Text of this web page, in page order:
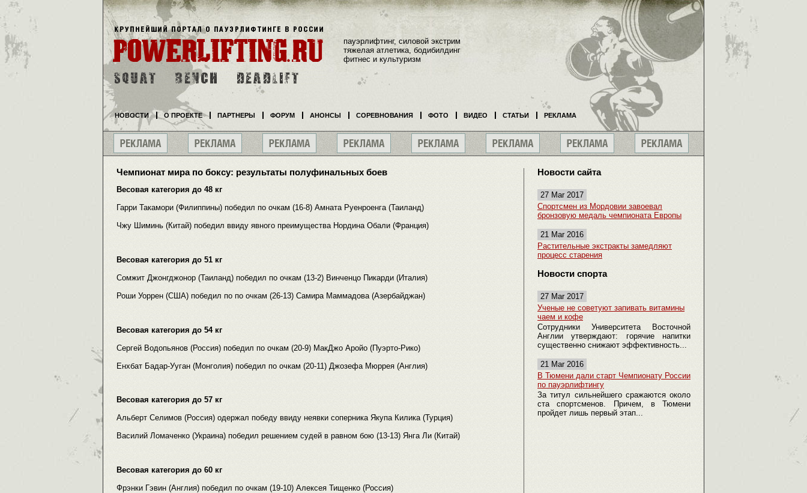
Чемпионат мира по боксу: результаты полуфинальных боев
Весовая категория до 48 кг
Гарри Такамори (Филиппины) победил по очкам (16-8) Амната Руенроенга (Таиланд)
Чжу Шиминь (Китай) победил ввиду явного преимущества Нордина Обали (Франция)
Весовая категория до 51 кг
Сомжит Джонгджонор (Таиланд) победил по очкам (13-2) Винченцо Пикарди (Италия)
Роши Уоррен (США) победил по по очкам (26-13) Самира Маммадова (Азербайджан)
Весовая категория до 54 кг
Сергей Водопьянов (Россия) победил по очкам (20-9) МакДжо Аройо (Пуэрто-Рико)
Енхбат Бадар-Ууган (Монголия) победил по очкам (20-11) Джозефа Мюррея (Англия)
Весовая категория до 57 кг
Альберт Селимов (Россия) одержал победу ввиду неявки соперника Якупа Килика (Турция)
Василий Ломаченко (Украина) победил решением судей в равном бою (13-13) Янга Ли (Китай)
Весовая категория до 60 кг
Фрэнки Гэвин (Англия) победил по очкам (19-10) Алексея Тищенко (Россия)
Новости сайта
27 Mar 2017
Спортсмен из Мордовии завоевал
бронзовую медаль чемпионата Европы
21 Mar 2016
Растительные экстракты замедляют
процесс старения
Новости спорта
27 Mar 2017
Ученые не советуют запивать витамины
чаем и кофе
Сотрудники Университета Восточной
Англии утверждают: горячие напитки
существенно снижают эффективность...
21 Mar 2016
В Тюмени дали старт Чемпионату России
по пауэрлифтингу
За титул сильнейшего сражаются около
ста спортсменов. Причем, в Тюмени
пройдет лишь первый этап...
пауэрлифтинг, силовой экстрим
тяжелая атлетика, бодибилдинг
фитнес и культуризм
НОВОСТИ О ПРОЕКТЕ ПАРТНЕРЫ ФОРУМ АНОНСЫ СОРЕВНОВАНИЯ ФОТО ВИДЕО СТАТЬИ РЕКЛАМА